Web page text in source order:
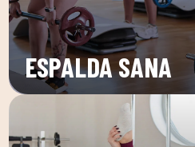
ESPALDA SANA